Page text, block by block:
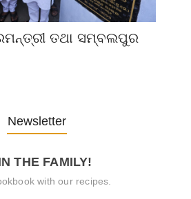
ତଥା ସମ୍ବଲପୁର
Newsletter
THE FAMILY!
with our recipes.